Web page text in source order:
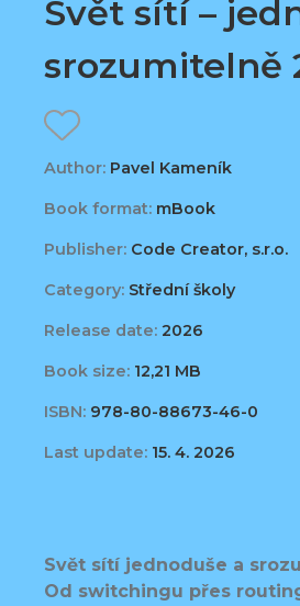
Svět sítí –
srozumitelně
Author: Pavel Kameník
Book format: mBook
Publisher: Code Creator, s.r.o.
Category: Střední školy
Release date: 2026
Book size: 12,21 MB
ISBN: 978-80-88673-46-0
Last update: 15. 4. 2026
Svět sítí jednoduše a
Od switchingu přes